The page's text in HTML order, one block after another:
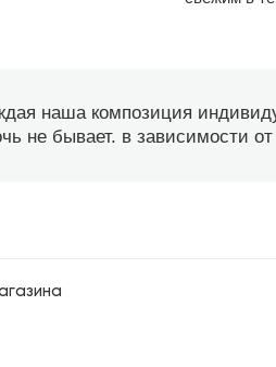
наша композиция
не бывает. в зависимости